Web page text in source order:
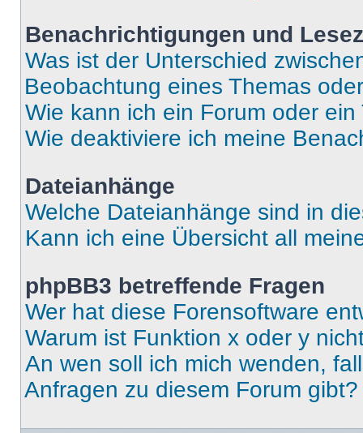
Benachrichtigungen und
Was ist der Unterschied
Beobachtung eines Themas
Wie kann ich ein Forum oder
Wie deaktiviere ich meine
Dateianhänge
Welche Dateianhänge sind in
Kann ich eine Übersicht all
phpBB3 betreffende Fragen
Wer hat diese Forensoftware
Warum ist Funktion x oder y
An wen soll ich mich wenden,
Anfragen zu diesem Forum gibt?